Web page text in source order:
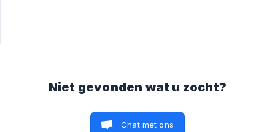
Niet gevonden wat u zocht?
Chat met ons